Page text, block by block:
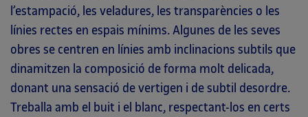
l’estampació, les veladures, les transparències o les
línies rectes en espais mínims. Algunes de les seves
obres se centren en línies amb inclinacions subtils que
dinamitzen la composició de forma molt delicada,
donant una sensació de vertigen i de subtil desordre.
Treballa amb el buit i el blanc, respectant-los en certs